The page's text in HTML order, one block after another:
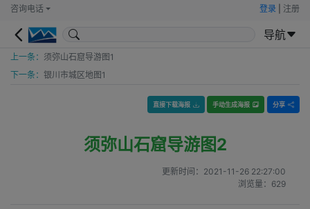
咨询电话 登录 注册
导航
上一条： 须弥山石窟导游图1
下一条： 银川市城区地图1
直接下载海报 手动生成海报 分享
须弥山石窟导游图2
更新时间： 2021-11-26 22:27:00
浏览量： 629